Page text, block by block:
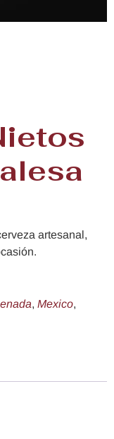
artesanal,
, Mexico,